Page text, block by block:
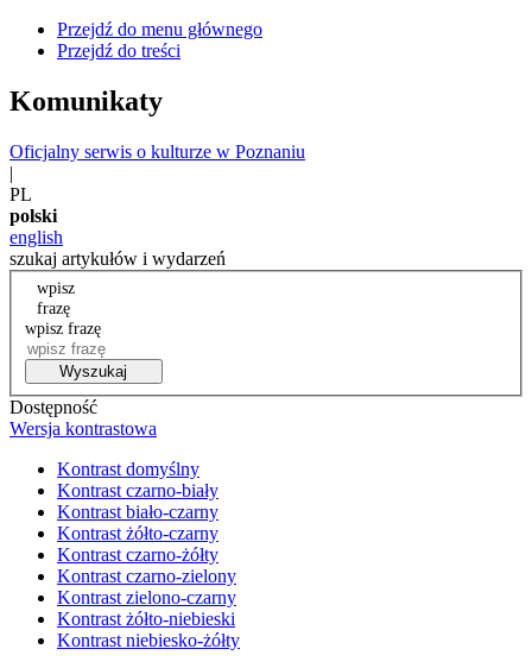
Przejdź do menu głównego
Przejdź do treści
Komunikaty
Oficjalny serwis o kulturze w Poznaniu
|
PL
polski
english
szukaj artykułów i wydarzeń
wpisz
frazę
wpisz frazę
Wyszukaj
Dostępność
Wersja kontrastowa
Kontrast domyślny
Kontrast czarno-biały
Kontrast biało-czarny
Kontrast żółto-czarny
Kontrast czarno-żółty
Kontrast czarno-zielony
Kontrast zielono-czarny
Kontrast żółto-niebieski
Kontrast niebiesko-żółty